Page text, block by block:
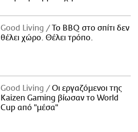
Good Living
Το BBQ στο σπίτι δεν
θέλει χώρο. Θέλει τρόπο.
Good Living
Οι εργαζόμενοι της
Kaizen Gaming βίωσαν το World
Cup από "μέσα"